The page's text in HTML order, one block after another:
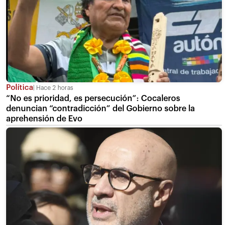
Política Hace 2 horas
“No es prioridad, es persecución”: Cocaleros
denuncian “contradicción” del Gobierno sobre la
aprehensión de Evo